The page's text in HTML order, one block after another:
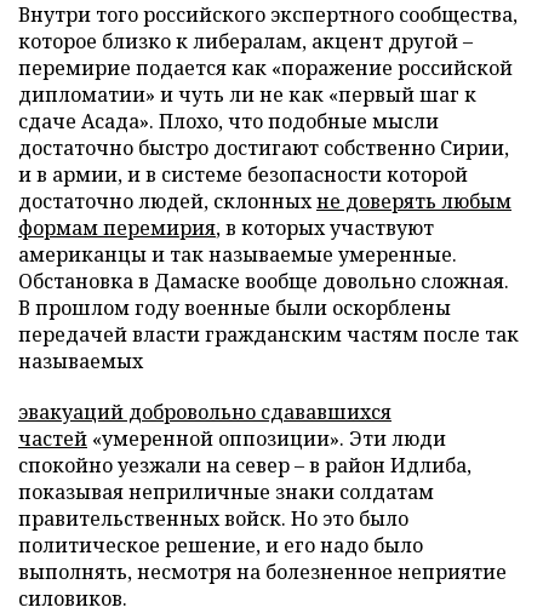
Внутри того российского экспертного сообщества,
которое близко к либералам, акцент другой –
перемирие подается как «поражение российской
дипломатии» и чуть ли не как «первый шаг к
сдаче Асада». Плохо, что подобные мысли
достаточно быстро достигают собственно Сирии,
и в армии, и в системе безопасности которой
достаточно людей, склонныхне доверять любым
формам перемирия, в которых участвуют
американцы и так называемые умеренные.
Обстановка в Дамаске вообще довольно сложная.
В прошлом году военные были оскорблены
передачей власти гражданским частям после так
называемых
эвакуаций добровольно сдававшихся
частей «умеренной оппозиции». Эти люди
спокойно уезжали на север – в район Идлиба,
показывая неприличные знаки солдатам
правительственных войск. Но это было
политическое решение, и его надо было
выполнять, несмотря на болезненное неприятие
силовиков.